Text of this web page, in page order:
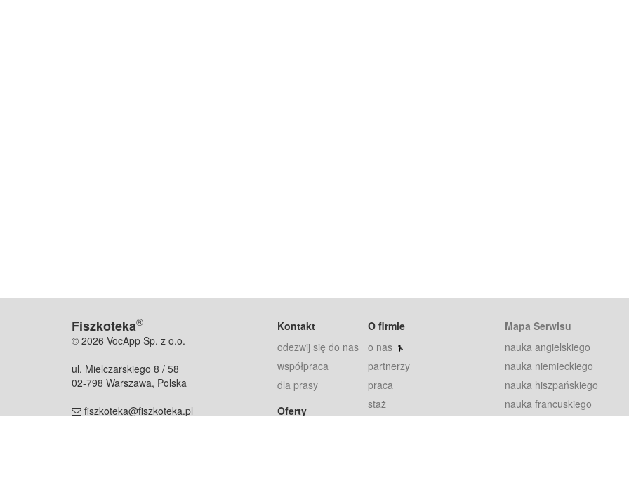
Fiszkoteka®
© 2026 VocApp Sp. z o.o.
ul. Mielczarskiego 8 / 58
02-798 Warszawa, Polska
fiszkoteka@fiszkoteka.pl
Kontakt
odezwij się do nas
współpraca
dla prasy
Oferty
O firmie
o nas
partnerzy
praca
staż
Mapa Serwisu
nauka angielskiego
nauka niemieckiego
nauka hiszpańskiego
nauka francuskiego